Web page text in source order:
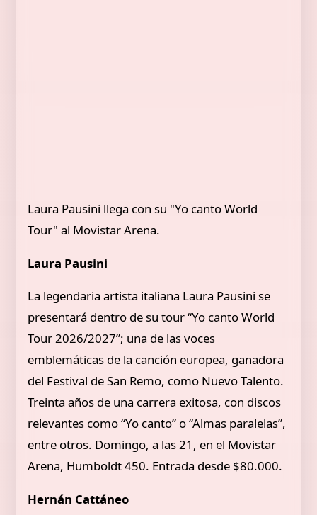
Laura Pausini llega con su "Yo canto World
Tour" al Movistar Arena.
Laura Pausini
La legendaria artista italiana Laura Pausini se
presentará dentro de su tour “Yo canto World
Tour 2026/2027”; una de las voces
emblemáticas de la canción europea, ganadora
del Festival de San Remo, como Nuevo Talento.
Treinta años de una carrera exitosa, con discos
relevantes como “Yo canto” o “Almas paralelas”,
entre otros. Domingo, a las 21, en el Movistar
Arena, Humboldt 450. Entrada desde $80.000.
Hernán Cattáneo